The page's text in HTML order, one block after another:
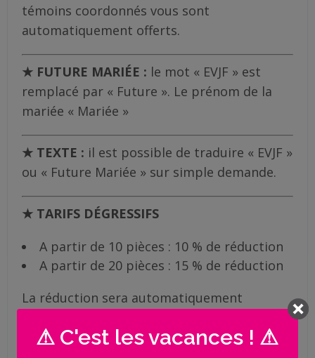
témoins coordonnés vous sont
automatiquement offerts.
★ FUTURE MARIÉE : le mot « EVJF » est
remplacé par « Future ». Le prénom de la
mariée « Mariée »
★ TEXTE : il est possible de traduire « EVJF »
ou « Future Mariée » sur simple demande.
★ TARIFS DÉGRESSIFS
A partir de 10 pièces : 10 % de réduction
A partir de 20 pièces : 15 % de réduction
La réduction sera automatiquement
⚠ C'est les vacances ! ⚠